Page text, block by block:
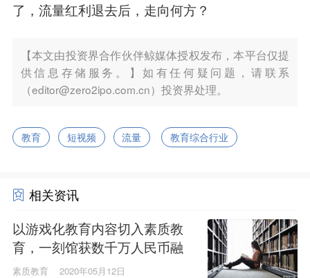
了，流量红利退去后，走向何方？
【本文由投资界合作伙伴鲸媒体授权发布，本平台仅提
供信息存储服务。】如有任何疑问题，请联系
（editor@zero2ipo.com.cn）投资界处理。
教育 短视频 流量 教育综合行业
相关资讯
以游戏化教育内容切入素质教
育，一刻馆获数千万人民币融
资
素质教育 2020年05月12日